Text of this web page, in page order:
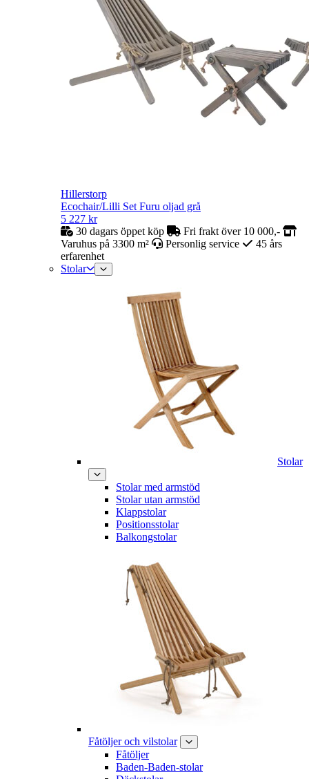
Hillerstorp
Ecochair/Lilli Set Furu oljad grå
5 227 kr
30 dagars öppet köp
Fri frakt över 10 000,-
Varuhus på 3300 m²
Personlig service
45 års
erfarenhet
Stolar
Stolar
Stolar med armstöd
Stolar utan armstöd
Klappstolar
Positionsstolar
Balkongstolar
Fåtöljer och vilstolar
Fåtöljer
Baden-Baden-stolar